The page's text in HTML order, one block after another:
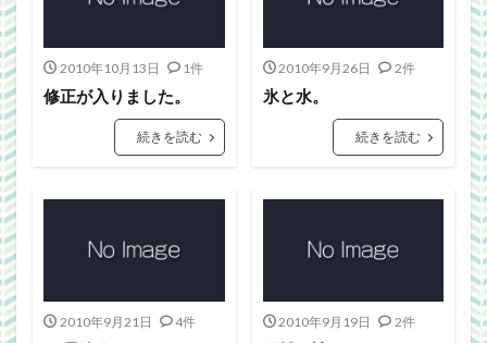
2010年10月13日 1件
修正が入りました。
続きを読む
2010年9月26日 2件
氷と水。
続きを読む
2010年9月21日 4件 2010年9月19日 2件